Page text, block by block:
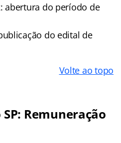
abertura do período de
do edital de
Volte ao topo
Remuneração